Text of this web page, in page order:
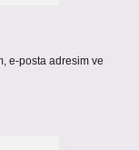
e-posta adresim ve